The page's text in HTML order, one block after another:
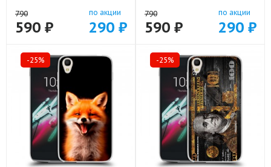
790
590 ₽
по акции
290 ₽
790
590 ₽
по акции
290 ₽
-25% -25%